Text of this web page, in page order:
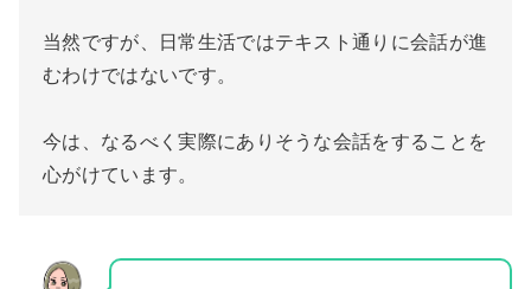
当然ですが、日常生活ではテキスト通りに会話が進
むわけではないです。
今は、なるべく実際にありそうな会話をすることを
心がけています。